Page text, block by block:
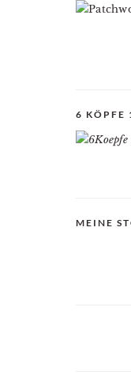
6 KÖPFE
MEINE